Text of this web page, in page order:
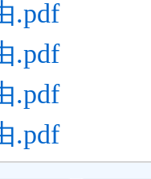
.pdf
.pdf
.pdf
.pdf